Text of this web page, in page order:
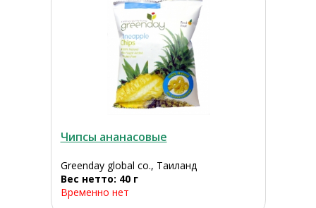
Чипсы ананасовые
Greenday global co., Таиланд
Вес нетто: 40 г
Временно нет